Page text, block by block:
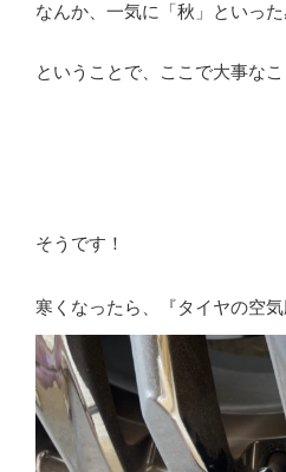
なんか、一気に「秋」といっ
ということで、ここで大事なこ
そうです！
寒くなったら、『タイヤの空